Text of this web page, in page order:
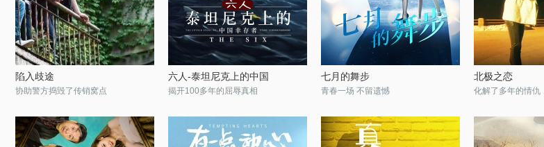
陷入歧途
协助警方捣毁了传销窝点
六人-泰坦尼克上的中国
揭开100多年的屈辱真相
七月的舞步
青春一场 不留遗憾
北极之恋
化解了多年的情仇